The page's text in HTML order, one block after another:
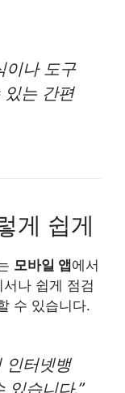
이나 도구
있는 간편
게 쉽게
모바일 앱에서
나 쉽게 점검
수 있습니다.
인터넷뱅
있습니다.”